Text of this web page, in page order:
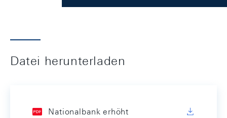
Datei herunterladen
Nationalbank erhöht